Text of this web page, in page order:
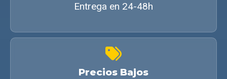
Entrega en 24-48h
Precios Bajos